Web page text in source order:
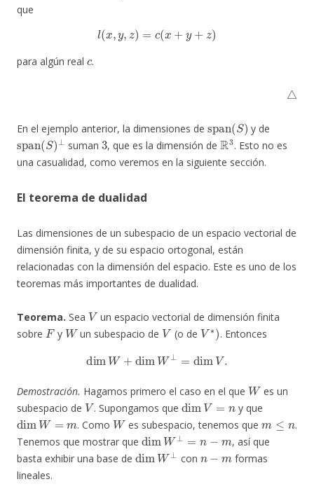
que
(x y, c(x+ y +z )
para algún real .
△
En el ejemplo anterior, la dimensiones de
span( S)
y de
span(S)⊥
suman
3
, que es la dimensión de
R3
. Esto no es
una casualidad, como veremos en la siguiente sección.
El teorema de dualidad
Las dimensiones de un subespacio de un espacio vectorial de
dimensión finita, y de su espacio ortogonal, están
relacionadas con la dimensión del espacio. Este es uno de los
teoremas más importantes de dualidad.
Teorema. Sea
V
un espacio vectorial de dimensión finita
sobre
F
y
W
un subespacio de
V
(o de
V∗)
. Entonces
dimW dimW⊥ dim V.
Demostración. Hagamos primero el caso en el que
W
es un
subespacio de
V
. Supongamos que
dimV= n
y que
dimW=m
. Como
W
es subespacio, tenemos que
m
.
Tenemos que mostrar que
dimW⊥=n−m
, así que
basta exhibir una base de
dimW⊥
con
n m
formas
lineales.